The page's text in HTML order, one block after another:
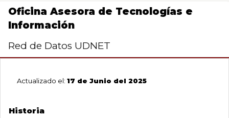
Oficina Asesora de Tecnologías e
Información
Red de Datos UDNET
Actualizado el: 17 de Junio del 2025
Historia
Mostrando
del
0
registros